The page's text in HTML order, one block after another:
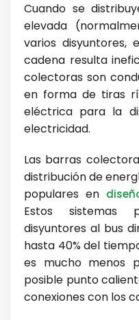
Cuando se
elevada
varios disyuntores,
cadena resulta
colectoras son
en forma de tiras
eléctrica para la
electricidad.
Las barras
distribución de
populares en
Estos sistemas
disyuntores al bus
hasta 40% del
es mucho menos
posible punto
conexiones con los